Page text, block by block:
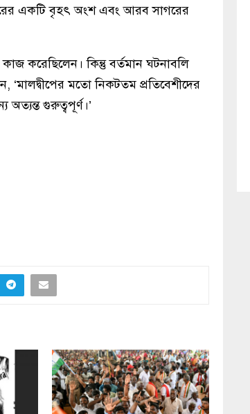
একটি বৃহৎ অংশ এবং আরব সাগরের
করেছিলেন। কিন্তু বর্তমান ঘটনাবলি
‘মালদ্বীপের মতো নিকটতম প্রতিবেশীদের
অত্যন্ত গুরুত্বপূর্ণ।’